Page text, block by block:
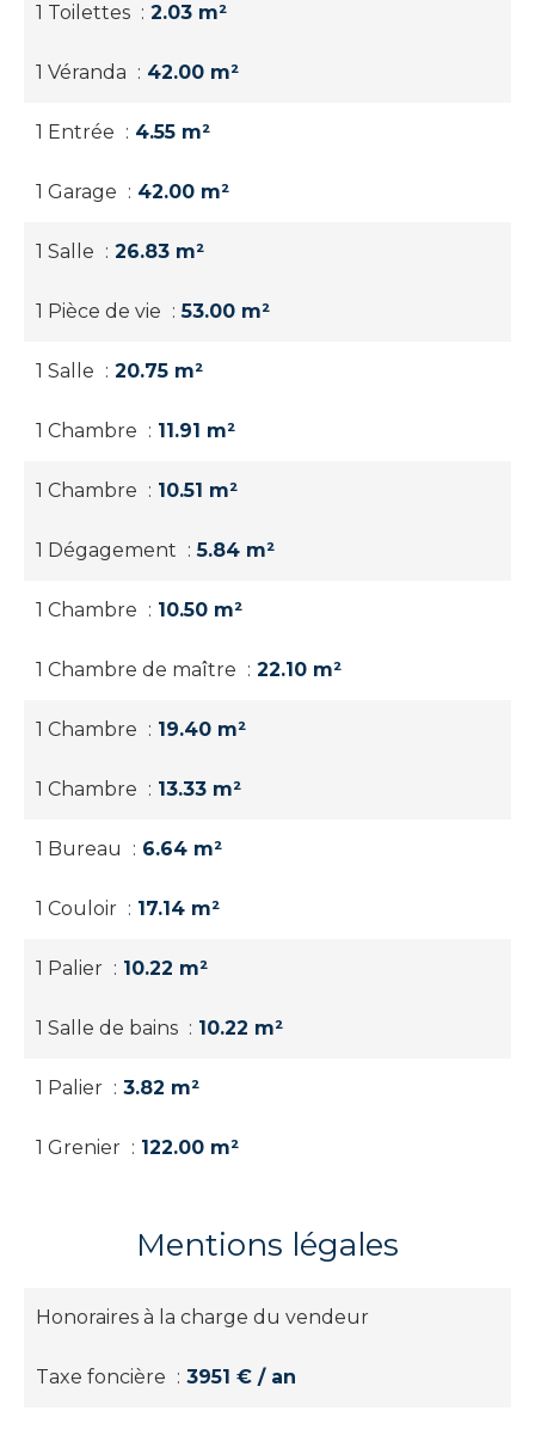
1 Toilettes 2.03 m²
1 Véranda 42.00 m²
1 Entrée 4.55 m²
1 Garage 42.00 m²
1 Salle 26.83 m²
1 Pièce de vie 53.00 m²
1 Salle 20.75 m²
1 Chambre 11.91 m²
1 Chambre 10.51 m²
1 Dégagement 5.84 m²
1 Chambre 10.50 m²
1 Chambre de maître 22.10 m²
1 Chambre 19.40 m²
1 Chambre 13.33 m²
1 Bureau 6.64 m²
1 Couloir 17.14 m²
1 Palier 10.22 m²
1 Salle de bains 10.22 m²
1 Palier 3.82 m²
1 Grenier 122.00 m²
Mentions légales
Honoraires à la charge du vendeur
Taxe foncière 3951 € / an